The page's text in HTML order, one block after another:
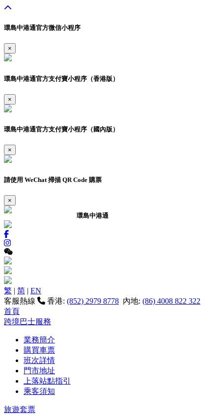
環島中港通官方微信小程序
×
環島中港通官方支付寶小程序（香港版）
×
環島中港通官方支付寶小程序（國內版）
×
請使用 WeChat 掃描 QR Code 購票
×
環島中港通
繁 | 简 | EN
客服熱線
香港: (852) 2979 8778 內地: (86) 4008 822 322
首頁
跨境巴士服務
業務簡介
購買車票
班次詳情
門市地址
上落站點指引
乘客須知
旅遊套票